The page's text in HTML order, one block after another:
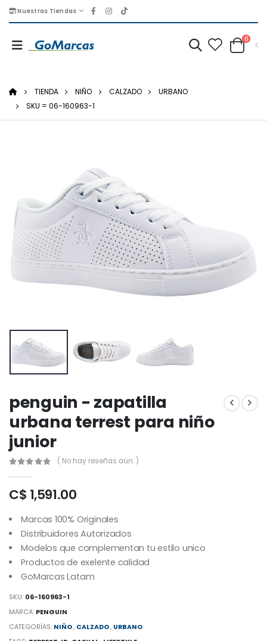
Nuestras Tiendas
0
TIENDA NIÑO CALZADO
URBANO
SKU = 06-160963-1
penguin - zapatilla
urbana terrest para niño
junior
( No hay reseñas aún. )
C$ 1,591.00
Marcas 100% Originales
Distribuidores Autorizados
Modelos que complementan tu estilo unico
Productos de exelente calidad
GoMarcas Latam
SKU: 06-160963-1
MARCA: PENGUIN
CATEGORÍAS: NIÑO, CALZADO, URBANO